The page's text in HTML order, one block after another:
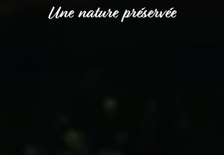
Une nature préservée